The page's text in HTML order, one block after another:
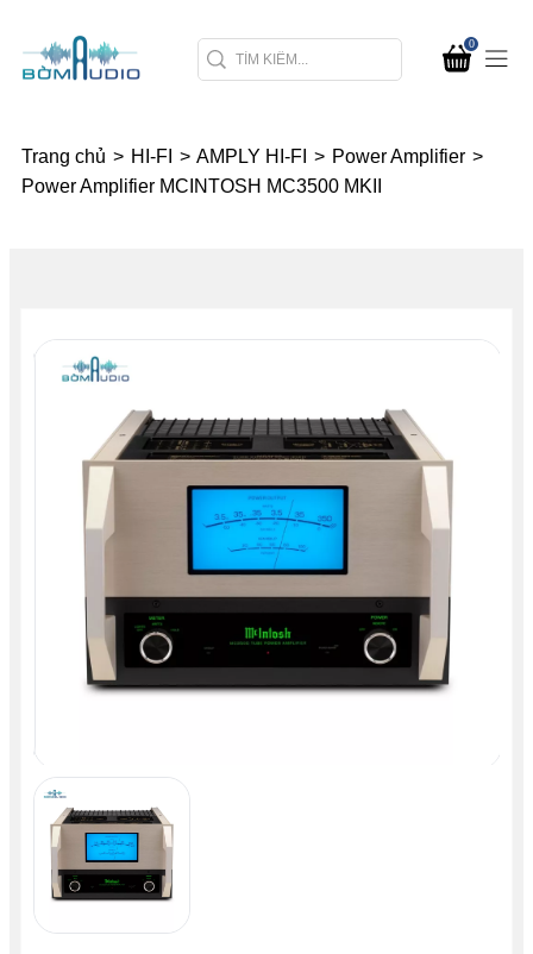
0
Trang chủ > HI-FI > AMPLY HI-FI > Power Amplifier >
Power Amplifier MCINTOSH MC3500 MKII